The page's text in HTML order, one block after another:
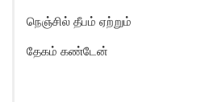
நெஞ்சில் தீபம் ஏற்றும்
தேகம் கண்டேன்